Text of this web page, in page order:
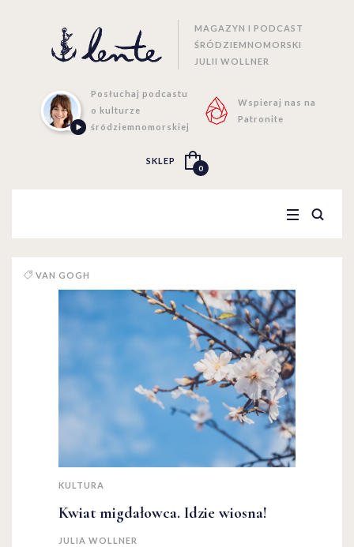
MAGAZYN I PODCAST
ŚRÓDZIEMNOMORSKI
JULII WOLLNER
Posłuchaj podcastu
o kulturze
śródziemnomorskiej
Wspieraj nas na
Patronite
SKLEP
0
VAN GOGH
KULTURA
Kwiat migdałowca. Idzie wiosna!
JULIA WOLLNER